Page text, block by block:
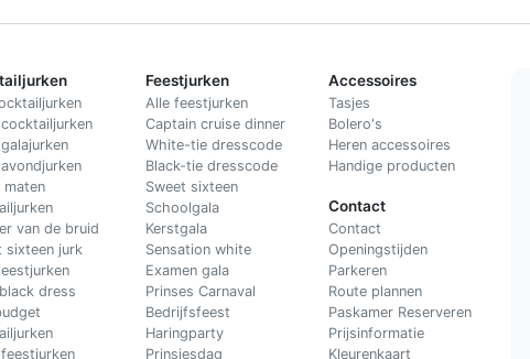
maten
van de bruid
sixteen jurk
dress
Feestjurken
Alle feestjurken
Captain cruise dinner
White-tie dresscode
Black-tie dresscode
Sweet sixteen
Schoolgala
Kerstgala
Sensation white
Examen gala
Prinses Carnaval
Bedrijfsfeest
Haringparty
Prinsjesdag
Accessoires
Tasjes
Bolero's
Heren accessoires
Handige producten
Contact
Contact
Openingstijden
Parkeren
Route plannen
Paskamer Reserveren
Prijsinformatie
Kleurenkaart